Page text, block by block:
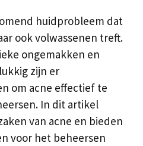
huidprobleem dat
ook volwassenen treft.
ongemakken en
zijn er
om acne effectief te
In dit artikel
van acne en bieden
voor het beheersen